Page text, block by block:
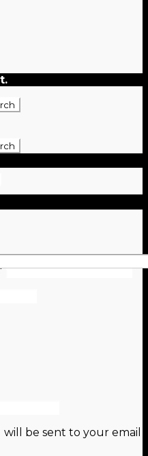
be sent to your email